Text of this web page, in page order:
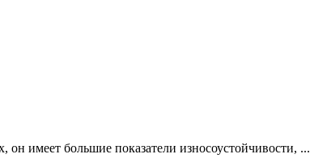
имеет большие показатели износоустойчивости, ...